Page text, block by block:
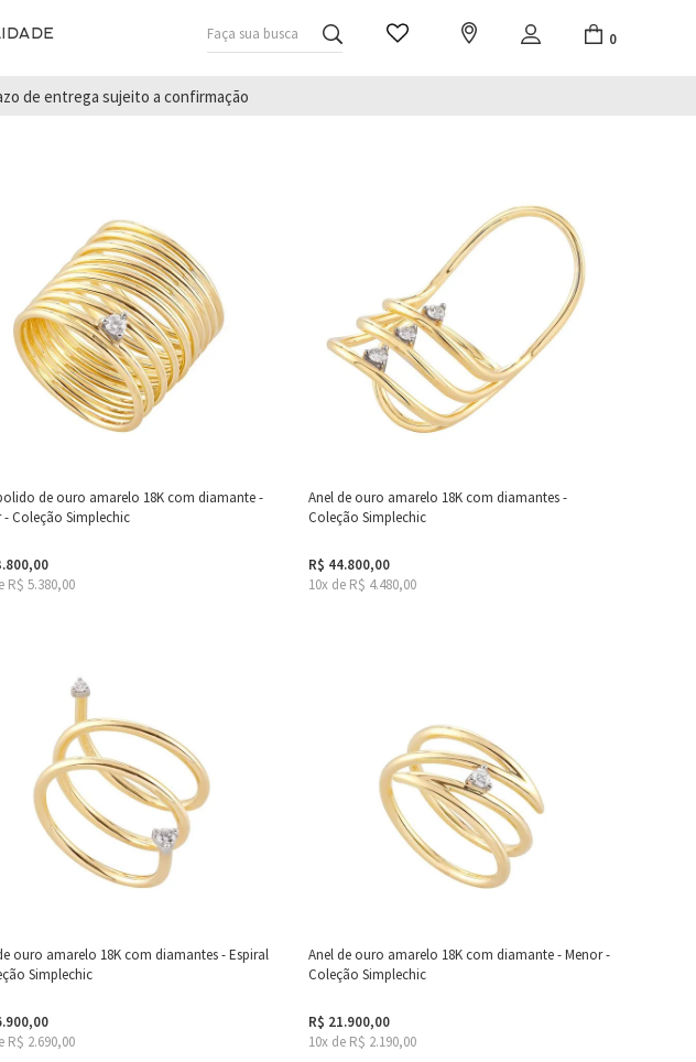
Faça sua busca 0
de entrega sujeito a confirmação
de ouro amarelo 18K com diamante -
- Coleção Simplechic
R$ 5.380,00
Anel de ouro amarelo 18K com diamantes -
Coleção Simplechic
R$ 44.800,00
10x de R$ 4.480,00
ouro amarelo 18K com diamantes - Espiral
Simplechic
R$ 2.690,00
Anel de ouro amarelo 18K com diamante - Menor -
Coleção Simplechic
R$ 21.900,00
10x de R$ 2.190,00